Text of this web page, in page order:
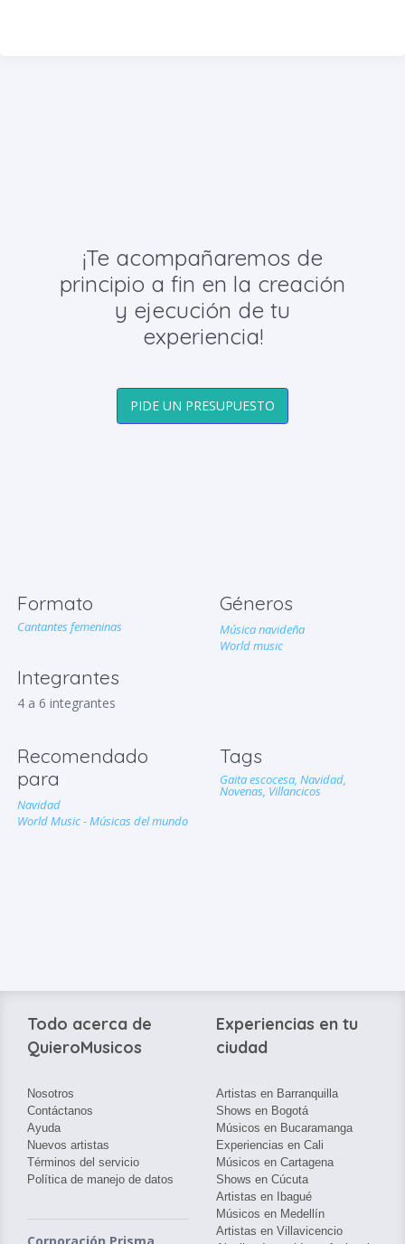
¡Te acompañaremos de
principio a fin en la creación
y ejecución de tu
experiencia!
PIDE UN PRESUPUESTO
Formato
Cantantes femeninas
Integrantes
4 a 6 integrantes
Géneros
Música navideña
World music
Recomendado
para
Navidad
World Music - Músicas del mundo
Tags
Gaita escocesa, Navidad,
Novenas, Villancicos
Todo acerca de
QuieroMusicos
Nosotros
Contáctanos
Ayuda
Nuevos artistas
Términos del servicio
Política de manejo de datos
Corporación Prisma
Experiencias en tu
ciudad
Artistas en Barranquilla
Shows en Bogotá
Músicos en Bucaramanga
Experiencias en Cali
Músicos en Cartagena
Shows en Cúcuta
Artistas en Ibagué
Músicos en Medellín
Artistas en Villavicencio